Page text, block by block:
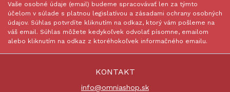
Vaše osobné údaje (email) budeme spracovávať len za týmto
účelom v súlade s platnou legislatívou a zásadami ochrany osobných
údajov. Súhlas potvrdíte kliknutím na odkaz, ktorý vám pošleme na
váš email. Súhlas môžete kedykoľvek odvolať písomne, emailom
alebo kliknutím na odkaz z ktoréhokoľvek informačného emailu.
KONTAKT
info@omniashop.sk